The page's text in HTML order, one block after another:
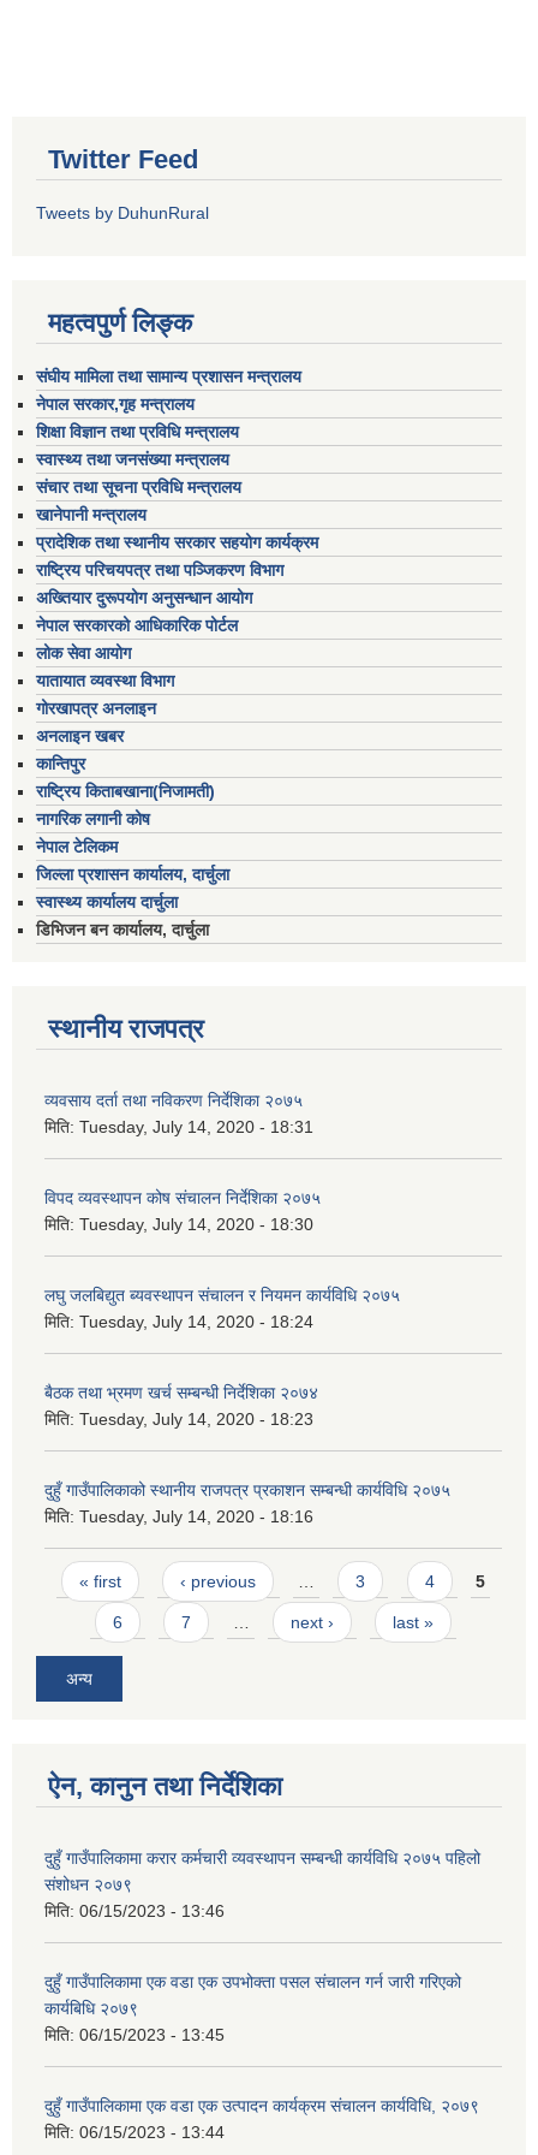
Twitter Feed
Tweets by DuhunRural
महत्वपुर्ण लिङ्क
संघीय मामिला तथा सामान्य प्रशासन मन्त्रालय
नेपाल सरकार,गृह मन्त्रालय
शिक्षा विज्ञान तथा प्रविधि मन्त्रालय
स्वास्थ्य तथा जनसंख्या मन्त्रालय
संचार तथा सूचना प्रविधि मन्त्रालय
खानेपानी मन्त्रालय
प्रादेशिक तथा स्थानीय सरकार सहयोग कार्यक्रम
राष्ट्रिय परिचयपत्र तथा पञ्जिकरण विभाग
अख्तियार दुरूपयोग अनुसन्धान आयोग
नेपाल सरकारको आधिकारिक पोर्टल
लोक सेवा आयोग
यातायात व्यवस्था विभाग
गोरखापत्र अनलाइन
अनलाइन खबर
कान्तिपुर
राष्ट्रिय किताबखाना(निजामती)
नागरिक लगानी कोष
नेपाल टेलिकम
जिल्ला प्रशासन कार्यालय, दार्चुला
स्वास्थ्य कार्यालय दार्चुला
डिभिजन बन कार्यालय, दार्चुला
स्थानीय राजपत्र
व्यवसाय दर्ता तथा नविकरण निर्देशिका २०७५
मिति: Tuesday, July 14, 2020 - 18:31
विपद व्यवस्थापन कोष संचालन निर्देशिका २०७५
मिति: Tuesday, July 14, 2020 - 18:30
लघु जलबिद्युत ब्यवस्थापन संचालन र नियमन कार्यविधि २०७५
मिति: Tuesday, July 14, 2020 - 18:24
बैठक तथा भ्रमण खर्च सम्बन्धी निर्देशिका २०७४
मिति: Tuesday, July 14, 2020 - 18:23
दुहुँ गाउँपालिकाको स्थानीय राजपत्र प्रकाशन सम्बन्धी कार्यविधि २०७५
मिति: Tuesday, July 14, 2020 - 18:16
Pages
« first ‹ previous … 3 4 5
6 7 … next › last »
अन्य
ऐन, कानुन तथा निर्देशिका
दुहुँ गाउँपालिकामा करार कर्मचारी व्यवस्थापन सम्बन्धी कार्यविधि २०७५ पहिलो
संशोधन २०७९
मिति: 06/15/2023 - 13:46
दुहुँ गाउँपालिकामा एक वडा एक उपभोक्ता पसल संचालन गर्न जारी गरिएको
कार्यबिधि २०७९
मिति: 06/15/2023 - 13:45
दुहुँ गाउँपालिकामा एक वडा एक उत्पादन कार्यक्रम संचालन कार्यविधि, २०७९
मिति: 06/15/2023 - 13:44